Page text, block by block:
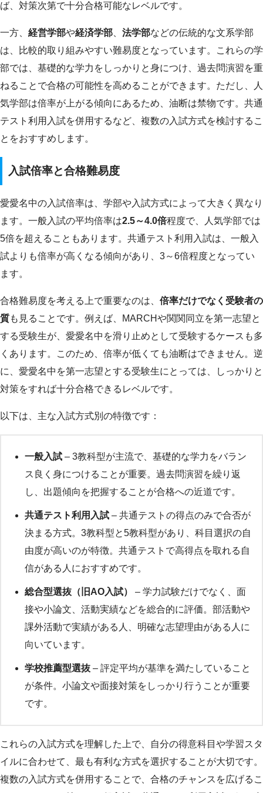
ば、対策次第で十分合格可能なレベルです。
一方、 経営学部や経済学部 法学部などの伝統的な文系学部
は、比較的取り組みやすい難易度となっています。これらの学
部では、基礎的な学力をしっかりと身につけ、過去問演習を重
ねることで合格の可能性を高めることができます。ただし、人
気学部は倍率が上がる傾向にあるため、油断は禁物です。共通
テスト利用入試を併用するなど、複数の入試方式を検討するこ
とをおすすめします。
入試倍率と合格難易度
愛愛名中の入試倍率は、学部や入試方式によって大きく異なり
ます。一般入試の平均倍率は2.5～4.0倍程度で、人気学部では
5倍を超えることもあります。共通テスト利用入試は、一般入
試よりも倍率が高くなる傾向があり、3～6倍程度となってい
ます。
合格難易度を考える上で重要なのは、 倍率だけでなく受験者の
質も見ることです。例えば、MARCHや関関同立を第一志望と
する受験生が、愛愛名中を滑り止めとして受験するケースも多
くあります。このため、倍率が低くても油断はできません。逆
に、愛愛名中を第一志望とする受験生にとっては、しっかりと
対策をすれば十分合格できるレベルです。
以下は、主な入試方式別の特徴です：
一般入試 – 3教科型が主流で、基礎的な学力をバラン
ス良く身につけることが重要。過去問演習を繰り返
し、出題傾向を把握することが合格への近道です。
共通テスト利用入試 – 共通テストの得点のみで合否が
決まる方式。3教科型と5教科型があり、科目選択の自
由度が高いのが特徴。共通テストで高得点を取れる自
信がある人におすすめです。
総合型選抜（旧AO入試）
– 学力試験だけでなく、面
接や小論文、活動実績などを総合的に評価。部活動や
課外活動で実績がある人、明確な志望理由がある人に
向いています。
学校推薦型選抜 – 評定平均が基準を満たしていること
が条件。小論文や面接対策をしっかり行うことが重要
です。
これらの入試方式を理解した上で、自分の得意科目や学習スタ
イルに合わせて、最も有利な方式を選択することが大切です。
複数の入試方式を併用することで、合格のチャンスを広げるこ